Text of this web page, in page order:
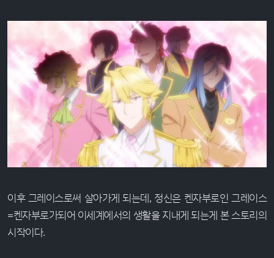
이후 그레이스로써 살아가게 되는데, 정신은 켄자부로인 그레이스
=켄자부로가되어 이세계에서의 생활을 지내게 되는게 본 스토리의
시작이다.